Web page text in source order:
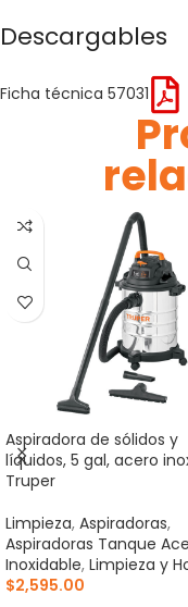
Descargables
Ficha técnica 57031
Aspiradora de sólidos y
líquidos, 5 gal, acero
Truper
Limpieza, Aspiradoras,
Aspiradoras Tanque
Inoxidable, Limpieza y
$2,595.00